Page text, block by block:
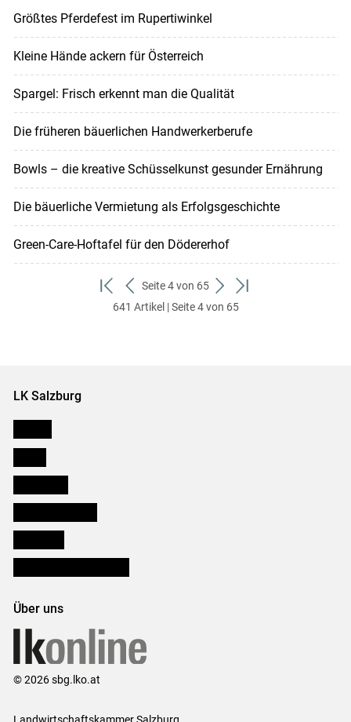
Größtes Pferdefest im Rupertiwinkel
Kleine Hände ackern für Österreich
Spargel: Frisch erkennt man die Qualität
Die früheren bäuerlichen Handwerkerberufe
Bowls – die kreative Schüsselkunst gesunder Ernährung
Die bäuerliche Vermietung als Erfolgsgeschichte
Green-Care-Hoftafel für den Dödererhof
zum
ersten
zurück
zum
Seite 4 von 65
weiter
zum
zum
641 Artikel | Seite 4 von 65
LK Salzburg
Über uns
© 2026 sbg.lko.at
Landwirtschaftskammer Salzburg